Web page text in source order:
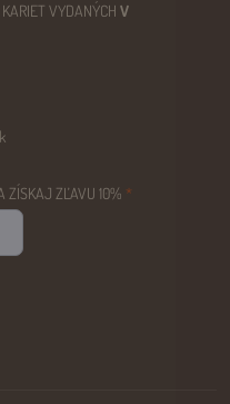
VYDANÝCH V
ZÍSKAJ ZĽAVU 10% *